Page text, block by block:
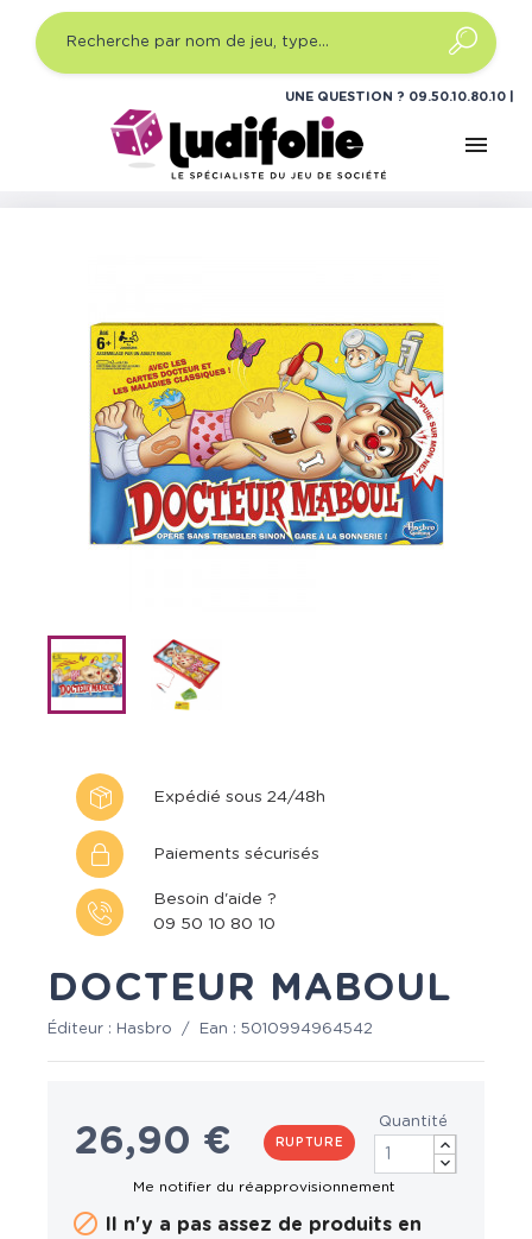
UNE QUESTION ? 09.50.10.80.10
menu
Jeux de société
Jeux de société famille
Expédié sous 24/48h
Paiements sécurisés
Besoin d'aide ?
09 50 10 80 10
DOCTEUR MABOUL
Éditeur : Hasbro / Ean : 5010994964542
26,90 € RUPTURE
Quantité
 Il n'y a pas assez de produits en